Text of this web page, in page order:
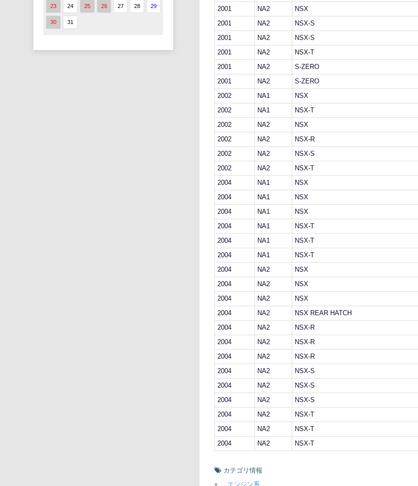
23 24 25 26 27 28 29
30 31
2001
NA2 NSX
2001
NA2 NSX-S
2001
NA2 NSX-S
2001
NA2 NSX-T
2001
NA2 S-ZERO
2001
NA2 S-ZERO
2002
NA1 NSX
2002
NA1 NSX-T
2002
NA2 NSX
2002
NA2 NSX-R
2002
NA2 NSX-S
2002
NA2 NSX-T
2004
NA1 NSX
2004
NA1 NSX
2004
NA1 NSX
2004
NA1 NSX-T
2004
NA1 NSX-T
2004
NA1 NSX-T
2004
NA2 NSX
2004
NA2 NSX
2004
NA2 NSX
2004
NA2 NSX REAR HATCH
2004
NA2 NSX-R
2004
NA2 NSX-R
2004
NA2 NSX-R
2004
NA2 NSX-S
2004
NA2 NSX-S
2004
NA2 NSX-S
2004
NA2 NSX-T
2004
NA2 NSX-T
2004
NA2 NSX-T
カテゴリ情報
エンジン系